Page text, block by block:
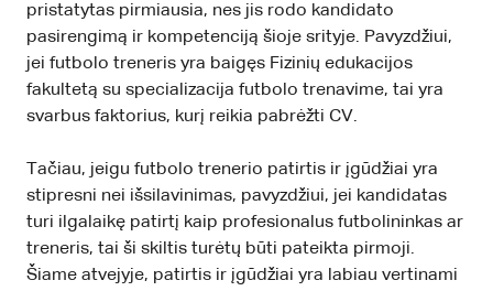
pristatytas pirmiausia, nes jis rodo kandidato
pasirengimą ir kompetenciją šioje srityje. Pavyzdžiui,
jei futbolo treneris yra baigęs Fizinių edukacijos
fakultetą su specializacija futbolo trenavime, tai yra
svarbus faktorius, kurį reikia pabrėžti CV.
Tačiau, jeigu futbolo trenerio patirtis ir įgūdžiai yra
stipresni nei išsilavinimas, pavyzdžiui, jei kandidatas
turi ilgalaikę patirtį kaip profesionalus futbolininkas ar
treneris, tai ši skiltis turėtų būti pateikta pirmoji.
Šiame atvejyje, patirtis ir įgūdžiai yra labiau vertinami